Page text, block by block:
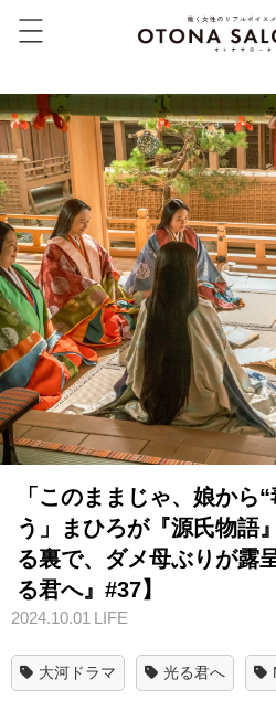
「このままじゃ、娘から
う」まひろが『源氏物語
る裏で、ダメ母ぶりが露
る君へ』#37】
2024.10.01 LIFE
大河ドラマ 光る君へ